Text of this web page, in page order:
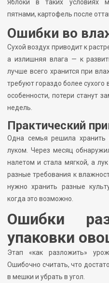
Яблоки в таких условиях
пятнами, картофель после
Ошибки во
Сухой воздух приводит к
а излишняя влага — к
лучше всего хранится при
требуют гораздо более сухого
особенности, потери станут
недель.
Практический
Одна семья решила
луком. Через месяц
налетом и стала мягкой, а
разные требования к
нужно хранить разные
когда это возможно.
Ошибки
упаковки
Этап «как разложить»
Ошибочно считать, что
в мешки и убрать в угол.